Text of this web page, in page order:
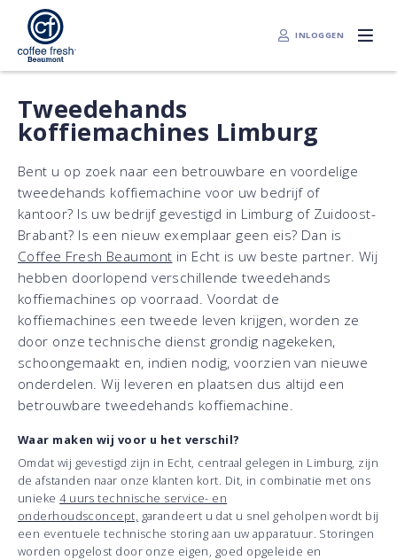
INLOGGEN
Tweedehands
koffiemachines Limburg
Bent u op zoek naar een betrouwbare en voordelige
tweedehands koffiemachine voor uw bedrijf of
kantoor? Is uw bedrijf gevestigd in Limburg of Zuidoost-
Brabant? Is een nieuw exemplaar geen eis? Dan is
Coffee Fresh Beaumont in Echt is uw beste partner. Wij
hebben doorlopend verschillende tweedehands
koffiemachines op voorraad. Voordat de
koffiemachines een tweede leven krijgen, worden ze
door onze technische dienst grondig nagekeken,
schoongemaakt en, indien nodig, voorzien van nieuwe
onderdelen. Wij leveren en plaatsen dus altijd een
betrouwbare tweedehands koffiemachine.
Waar maken wij voor u het verschil?
Omdat wij gevestigd zijn in Echt, centraal gelegen in Limburg, zijn
de afstanden naar onze klanten kort. Dit, in combinatie met ons
unieke4 uurs technische service- en
onderhoudsconcept, garandeert u dat u snel geholpen wordt bij
een eventuele technische storing aan uw apparatuur. Storingen
worden opgelost door onze eigen, goed opgeleide en